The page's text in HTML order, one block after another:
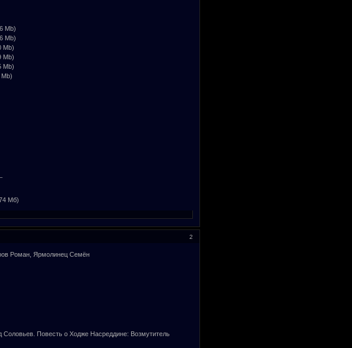
Mb)
Mb)
Mb)
Мб)
2
Роман, Ярмолинец Семён
Соловьев. Повесть о Ходже Насреддине: Возмутитель